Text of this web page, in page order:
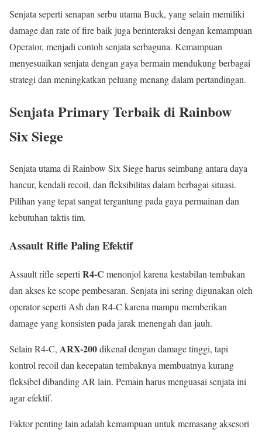
Senjata seperti senapan serbu utama Buck, yang selain memiliki
damage dan rate of fire baik juga berinteraksi dengan kemampuan
Operator, menjadi contoh senjata serbaguna. Kemampuan
menyesuaikan senjata dengan gaya bermain mendukung berbagai
strategi dan meningkatkan peluang menang dalam pertandingan.
Senjata Primary Terbaik di Rainbow
Six Siege
Senjata utama di Rainbow Six Siege harus seimbang antara daya
hancur, kendali recoil, dan fleksibilitas dalam berbagai situasi.
Pilihan yang tepat sangat tergantung pada gaya permainan dan
kebutuhan taktis tim.
Assault Rifle Paling Efektif
Assault rifle seperti R4-C menonjol karena kestabilan tembakan
dan akses ke scope pembesaran. Senjata ini sering digunakan oleh
operator seperti Ash dan R4-C karena mampu memberikan
damage yang konsisten pada jarak menengah dan jauh.
Selain R4-C, ARX-200dikenal dengan damage tinggi, tapi
kontrol recoil dan kecepatan tembaknya membuatnya kurang
fleksibel dibanding AR lain. Pemain harus menguasai senjata ini
agar efektif.
Faktor penting lain adalah kemampuan untuk memasang aksesori